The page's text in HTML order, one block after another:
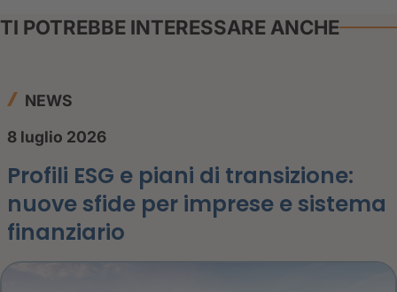
TI POTREBBE INTERESSARE ANCHE
NEWS
8 luglio 2026
Profili ESG e piani di transizione:
nuove sfide per imprese e sistema
finanziario